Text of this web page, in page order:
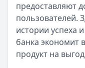
предоставляют
пользователей.
истории успеха
банка экономит
продукт на